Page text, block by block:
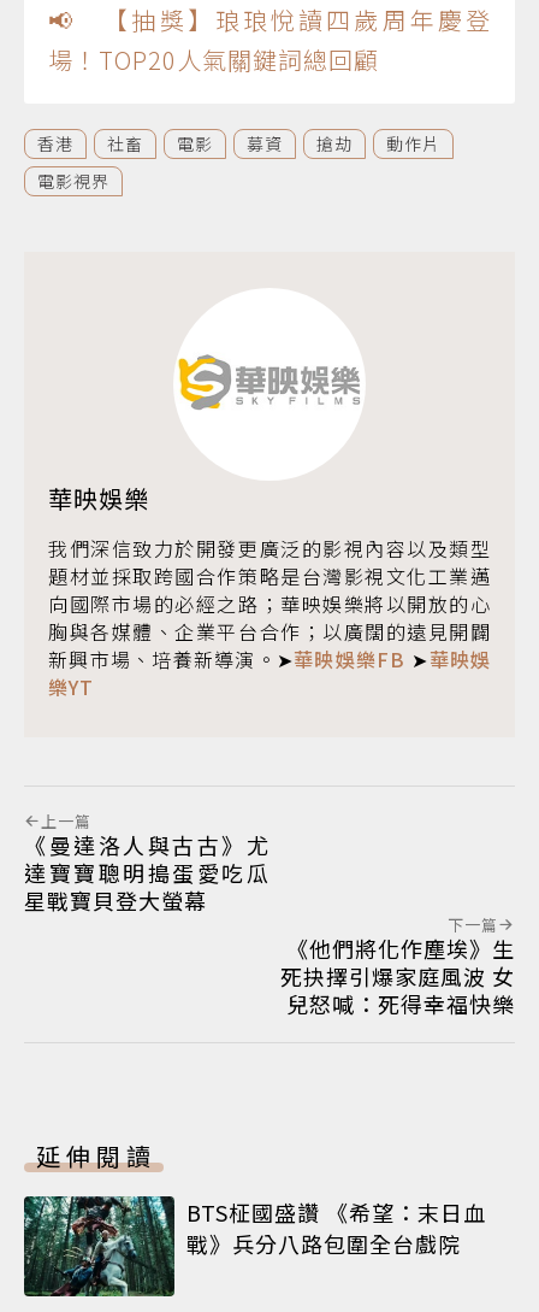
📢 【抽獎】琅琅悅讀四歲周年慶登
場！TOP20人氣關鍵詞總回顧
香港 社畜 電影 募資 搶劫
動作片
電影視界
華映娛樂
我們深信致力於開發更廣泛的影視內容以及類型
題材並採取跨國合作策略是台灣影視文化工業邁
向國際市場的必經之路；華映娛樂將以開放的心
胸與各媒體、企業平台合作；以廣闊的遠見開闢
新興市場、培養新導演。➤華映娛樂FB ➤華映娛
樂YT
上一篇
《曼達洛人與古古》尤
達寶寶聰明搗蛋愛吃瓜
星戰寶貝登大螢幕
下一篇
《他們將化作塵埃》生
死抉擇引爆家庭風波 女
兒怒喊：死得幸福快樂
延伸閱讀
BTS柾國盛讚 《希望：末日血
戰》兵分八路包圍全台戲院